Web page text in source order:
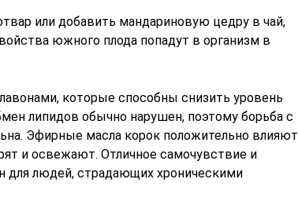
или добавить мандариновую цедру в чай,
южного плода попадут в организм в
которые способны снизить уровень
липидов обычно нарушен, поэтому борьба с
Эфирные масла корок положительно влияют
и освежают. Отличное самочувствие и
для людей, страдающих хроническими